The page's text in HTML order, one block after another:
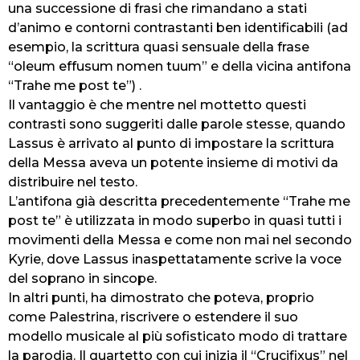
una successione di frasi che rimandano a stati
d’animo e contorni contrastanti ben identificabili (ad
esempio, la scrittura quasi sensuale della frase
“oleum effusum nomen tuum” e della vicina antifona
“Trahe me post te”) .
Il vantaggio è che mentre nel mottetto questi
contrasti sono suggeriti dalle parole stesse, quando
Lassus è arrivato al punto di impostare la scrittura
della Messa aveva un potente insieme di motivi da
distribuire nel testo.
L’antifona già descritta precedentemente “Trahe me
post te” è utilizzata in modo superbo in quasi tutti i
movimenti della Messa e come non mai nel secondo
Kyrie, dove Lassus inaspettatamente scrive la voce
del soprano in sincope.
In altri punti, ha dimostrato che poteva, proprio
come Palestrina, riscrivere o estendere il suo
modello musicale al più sofisticato modo di trattare
la parodia. Il quartetto con cui inizia il “Crucifixus” nel